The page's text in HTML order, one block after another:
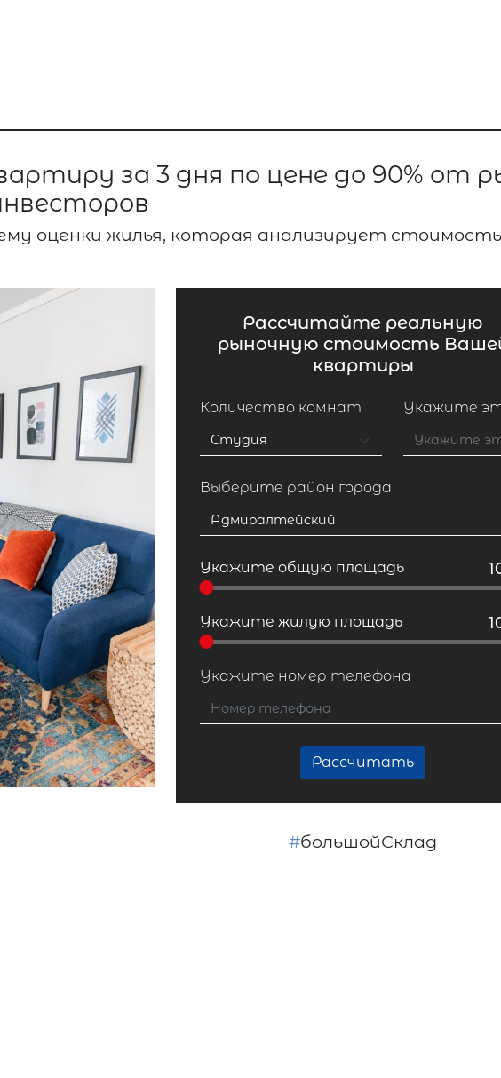
за 3 дня по цене до 90% от
оценки жилья, которая анализирует стоимость
Рассчитайте реальную
рыночную стоимость
квартиры
Количество комнат Укажите
Выберите район города
Укажите общую площадь
Укажите жилую площадь
Укажите номер телефона
Рассчитать
#большойСклад